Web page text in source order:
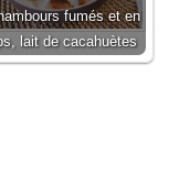
fumés et en
lait de cacahuètes